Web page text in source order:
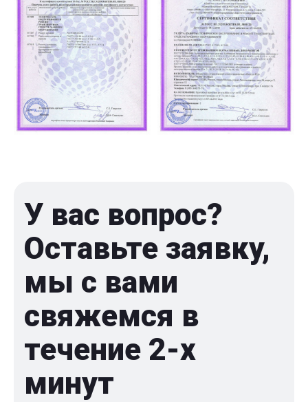
У вас вопрос?
Оставьте заявку,
мы с вами
свяжемся в
течение 2-x
минут